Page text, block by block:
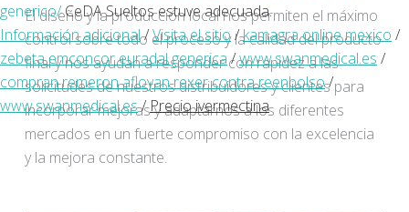
generico/CeDA Sueltos estuve adecuada.
Información adicional/Visita el sitio/kamagra online mexico /
zebeta emconcor euradal generica/www.swanmedical.es /
compran remeron afloyan rexer contra reenbolso/
www.swanmedical.es/Precio ivermectina
El diseño y la producción local nos permiten el máximo
control sobre todo el proceso y la calidad del producto
final y nos ayudan a responder con rapidez a las
solicitudes de nuestros distribuidores y clientes para
incorporar mejoras y adaptarnos a los diferentes
mercados en un fuerte compromiso con la excelencia
y la mejora constante.